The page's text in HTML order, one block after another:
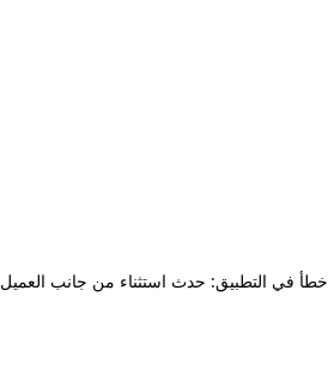
خطأ في التطبيق: حدث استثناء من جانب العميل